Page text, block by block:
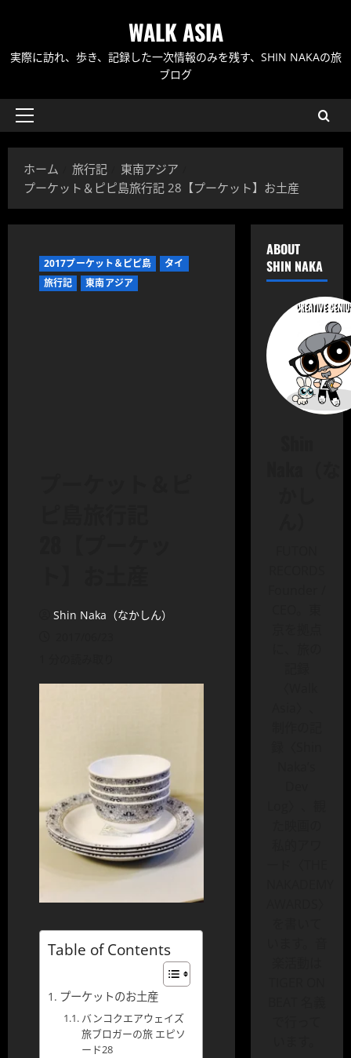
ス
WALK ASIA
実際に訪れ、歩き、記録した一次情報のみを残す、SHIN NAKAの旅
ブログ
メ
ン
メ
ホーム 旅行記
東南アジア
プーケット＆ピピ島旅行記 28【プーケット】お土産
2017プーケット＆ピピ島
タイ
旅行記
東南アジア
Shin Naka（なかしん）
Table of Contents
プーケットのお土産
バンコクエアウェイズ
旅ブロガーの旅 エピソ
ード28
ABOUT
SHIN NAKA